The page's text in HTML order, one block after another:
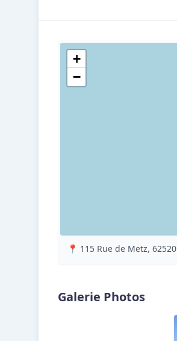
+
−
📍 115 Rue de Metz,
Galerie Photos